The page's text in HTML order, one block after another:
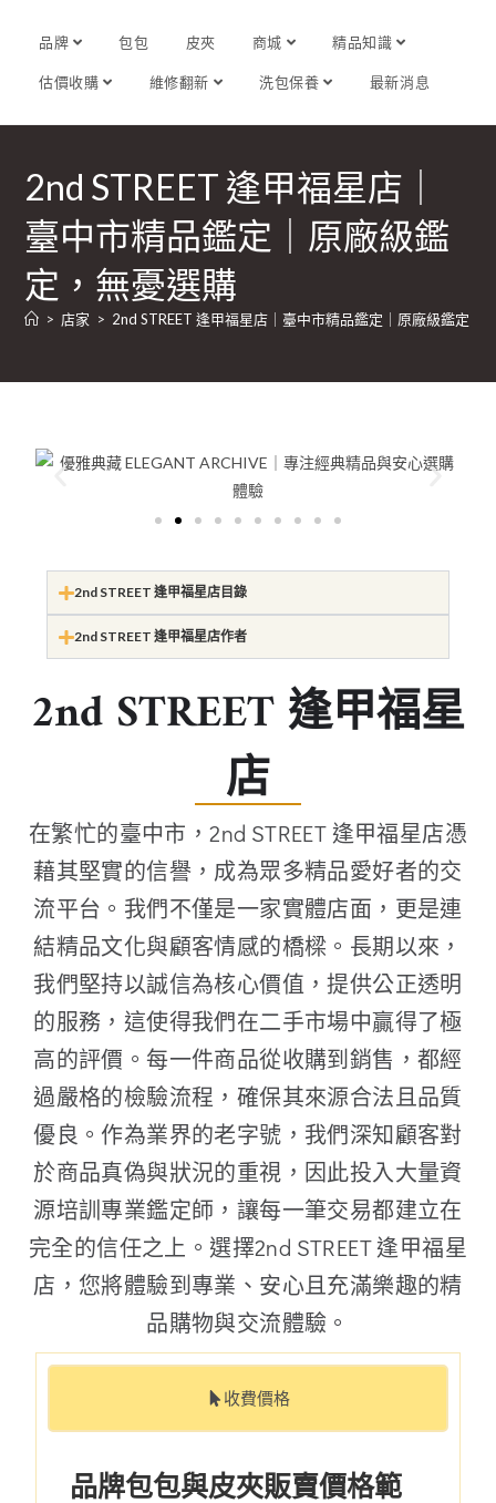
品牌 包包 皮夾 商城 精品知識
估價收購 維修翻新 洗包保養 最新消息
2nd STREET 逢甲福星店｜
臺中市精品鑑定｜原廠級鑑
定，無憂選購
> 店家 > 2nd STREET 逢甲福星店｜臺中市精品鑑定｜原廠級鑑定，
2nd STREET 逢甲福星店目錄
2nd STREET 逢甲福星店作者
2nd STREET 逢甲福星
店
在繁忙的臺中市，2nd STREET 逢甲福星店憑
藉其堅實的信譽，成為眾多精品愛好者的交
流平台。我們不僅是一家實體店面，更是連
結精品文化與顧客情感的橋樑。長期以來，
我們堅持以誠信為核心價值，提供公正透明
的服務，這使得我們在二手市場中贏得了極
高的評價。每一件商品從收購到銷售，都經
過嚴格的檢驗流程，確保其來源合法且品質
優良。作為業界的老字號，我們深知顧客對
於商品真偽與狀況的重視，因此投入大量資
源培訓專業鑑定師，讓每一筆交易都建立在
完全的信任之上。選擇2nd STREET 逢甲福星
店，您將體驗到專業、安心且充滿樂趣的精
品購物與交流體驗。
收費價格
品牌包包與皮夾販賣價格範